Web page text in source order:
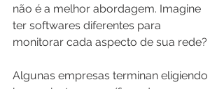
não é a melhor abordagem. Imagine
ter softwares diferentes para
monitorar cada aspecto de sua rede?
Algunas empresas terminan eligiendo